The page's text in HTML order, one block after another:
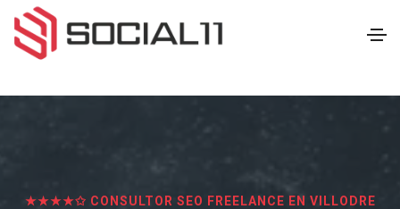
★★★★✩ CONSULTOR SEO FREELANCE EN VILLODRE